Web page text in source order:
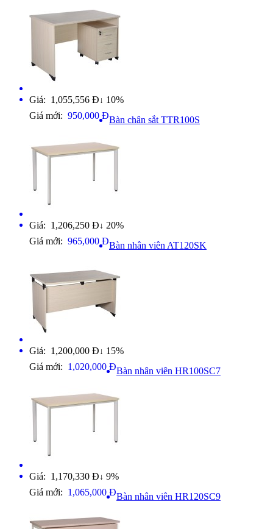
Giá: 1,055,556 Đ ↓ 10%
Giá mới: 950,000 ĐBàn chân sắt TTR100S
Giá: 1,206,250 Đ ↓ 20%
Giá mới: 965,000 ĐBàn nhân viên AT120SK
Giá: 1,200,000 Đ ↓ 15%
Giá mới: 1,020,000 ĐBàn nhân viên HR100SC7
Giá: 1,170,330 Đ ↓ 9%
Giá mới: 1,065,000 ĐBàn nhân viên HR120SC9